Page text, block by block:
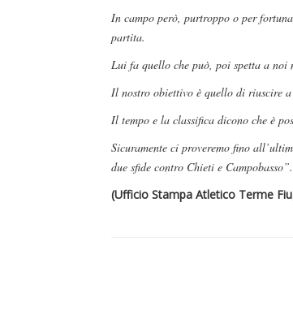
In campo però, purtroppo o per
partita.
Lui fa quello che può, poi spetta a
Il nostro obiettivo è quello di riuscire a
Il tempo e la classifica dicono che è
Sicuramente ci proveremo fino
due sfide contro Chieti e Campobasso”.
(Ufficio Stampa Atletico Terme
Viterbese